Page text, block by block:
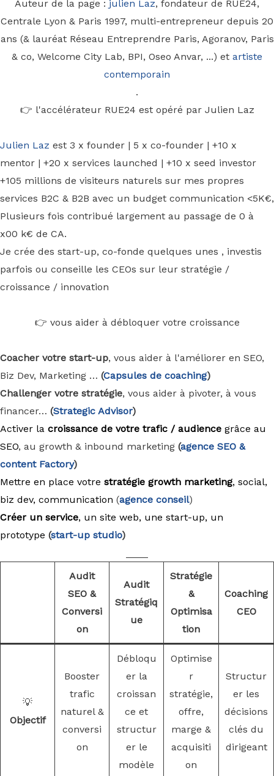
Auteur de la page : julien Laz, fondateur de RUE24,
Centrale Lyon & Paris 1997, multi-entrepreneur depuis 20
ans (& lauréat Réseau Entreprendre Paris, Agoranov, Paris
& co, Welcome City Lab, BPI, Oseo Anvar, ...) et artiste
contemporain
.
👉 l'accélérateur RUE24 est opéré par Julien Laz
Julien Laz est 3 x founder | 5 x co-founder | +10 x
mentor | +20 x services launched | +10 x seed investor
+105 millions de visiteurs naturels sur mes propres
services B2C & B2B avec un budget communication <5K€,
Plusieurs fois contribué largement au passage de 0 à
x00 k€ de CA.
Je crée des start-up, co-fonde quelques unes , investis
parfois ou conseille les CEOs sur leur stratégie /
croissance / innovation
👉 vous aider à débloquer votre croissance
Coacher votre start-up, vous aider à l'améliorer en SEO,
Biz Dev, Marketing … (Capsules de coaching)
Challenger votre stratégie, vous aider à pivoter, à vous
financer… (Strategic Advisor)
Activer la croissance de votre trafic / audience grâce au
SEO, au growth & inbound marketing (agence SEO &
content Factory)
Mettre en place votre stratégie growth marketing, social,
biz dev, communication (agence conseil)
Créer un service, un site web, une start-up, un
prototype (start-up studio)
Audit
SEO &
Conversi
on
Audit
Stratégiq
ue
Stratégie
&
Optimisa
tion
Coaching
CEO
💡
Objectif
Booster
trafic
naturel &
conversi
on
Débloqu
er la
croissan
ce et
structur
er le
modèle
Optimise
r
stratégie,
offre,
marge &
acquisiti
on
Structur
er les
décisions
clés du
dirigeant